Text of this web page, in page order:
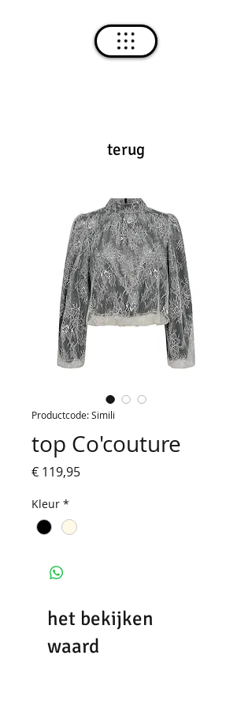
terug
Productcode: Simili
top Co'couture
€ 119,95Prijs
Kleur *
het bekijken
waard